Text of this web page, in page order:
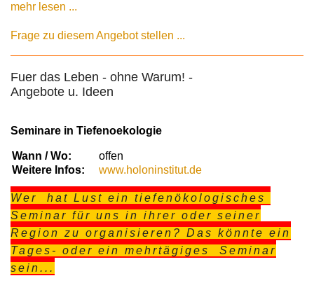
mehr lesen ...
Frage zu diesem Angebot stellen ...
Fuer das Leben - ohne Warum! -
Angebote u. Ideen
Seminare in Tiefenoekologie
Wann / Wo:
offen
Weitere Infos:
www.holoninstitut.de
Wer hat Lust ein tiefenökologisches
Seminar für uns in ihrer oder seiner
Region zu organisieren? Das könnte ein
Tages- oder ein mehrtägiges Seminar
sein...